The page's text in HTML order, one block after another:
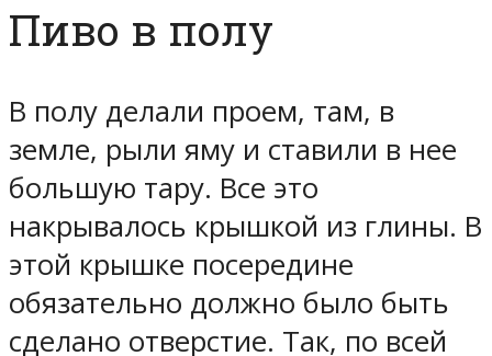
Пиво в полу
В полу делали проем, там, в
земле, рыли яму и ставили в нее
большую тару. Все это
накрывалось крышкой из глины. В
этой крышке посередине
обязательно должно было быть
сделано отверстие. Так, по всей